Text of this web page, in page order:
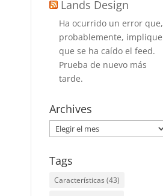
Lands Design
Ha ocurrido un error que,
probablemente, implique
que se ha caído el feed.
Prueba de nuevo más
tarde.
Archives
Archives
Tags
Características (43)